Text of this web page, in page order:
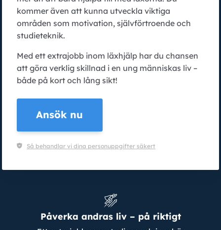
kommer även att kunna utveckla viktiga
områden som motivation, självförtroende och
studieteknik.
Med ett extrajobb inom läxhjälp har du chansen
att göra verklig skillnad i en ung människas liv –
både på kort och lång sikt!
Ansök nu
Så behandlar vi dina personuppgifter säkert
Påverka andras liv – på riktigt